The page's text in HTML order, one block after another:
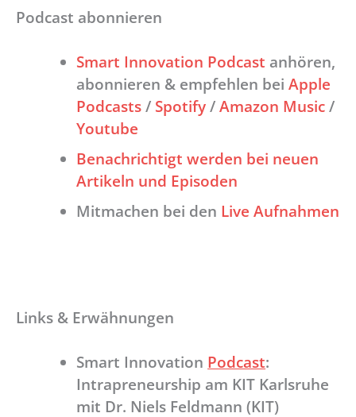
Podcast abonnieren
Smart Innovation Podcast anhören,
abonnieren & empfehlen beiApple
Podcasts / Spotify /Amazon Music /
Youtube
Benachrichtigt werden bei neuen
Artikeln und Episoden
Mitmachen bei den Live Aufnahmen
Links & Erwähnungen
Smart Innovation Podcast:
Intrapreneurship am KIT Karlsruhe
mit Dr. Niels Feldmann (KIT)